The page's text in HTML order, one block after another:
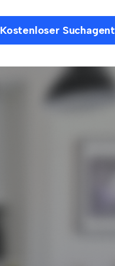
Kostenloser Suchagent